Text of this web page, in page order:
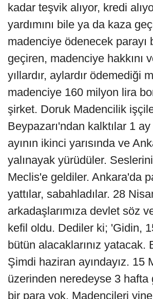
kadar teşvik alıyor, kredi
yardımını bile ya da kaza
madenciye ödenecek parayı
geçiren, madenciye hakkını
yıllardır, aylardır ödemediği
madenciye 160 milyon lira
şirket. Doruk Madencilik
Beypazarı'ndan kalktılar 1
ayının ikinci yarısında ve
yalınayak yürüdüler.
Meclis'e geldiler. Ankara'da
yattılar, sabahladılar. 28
arkadaşlarımıza devlet söz
kefil oldu. Dediler ki; 'Gidin,
bütün alacaklarınız yatacak.
Şimdi haziran ayındayız. 15
üzerinden neredeyse 3 hafta
bir para yok. Madencileri yine